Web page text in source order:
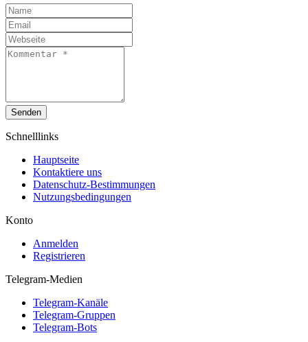
Senden
Schnelllinks
Hauptseite
Kontaktiere uns
Datenschutz-Bestimmungen
Nutzungsbedingungen
Konto
Anmelden
Registrieren
Telegram-Medien
Telegram-Kanäle
Telegram-Gruppen
Telegram-Bots